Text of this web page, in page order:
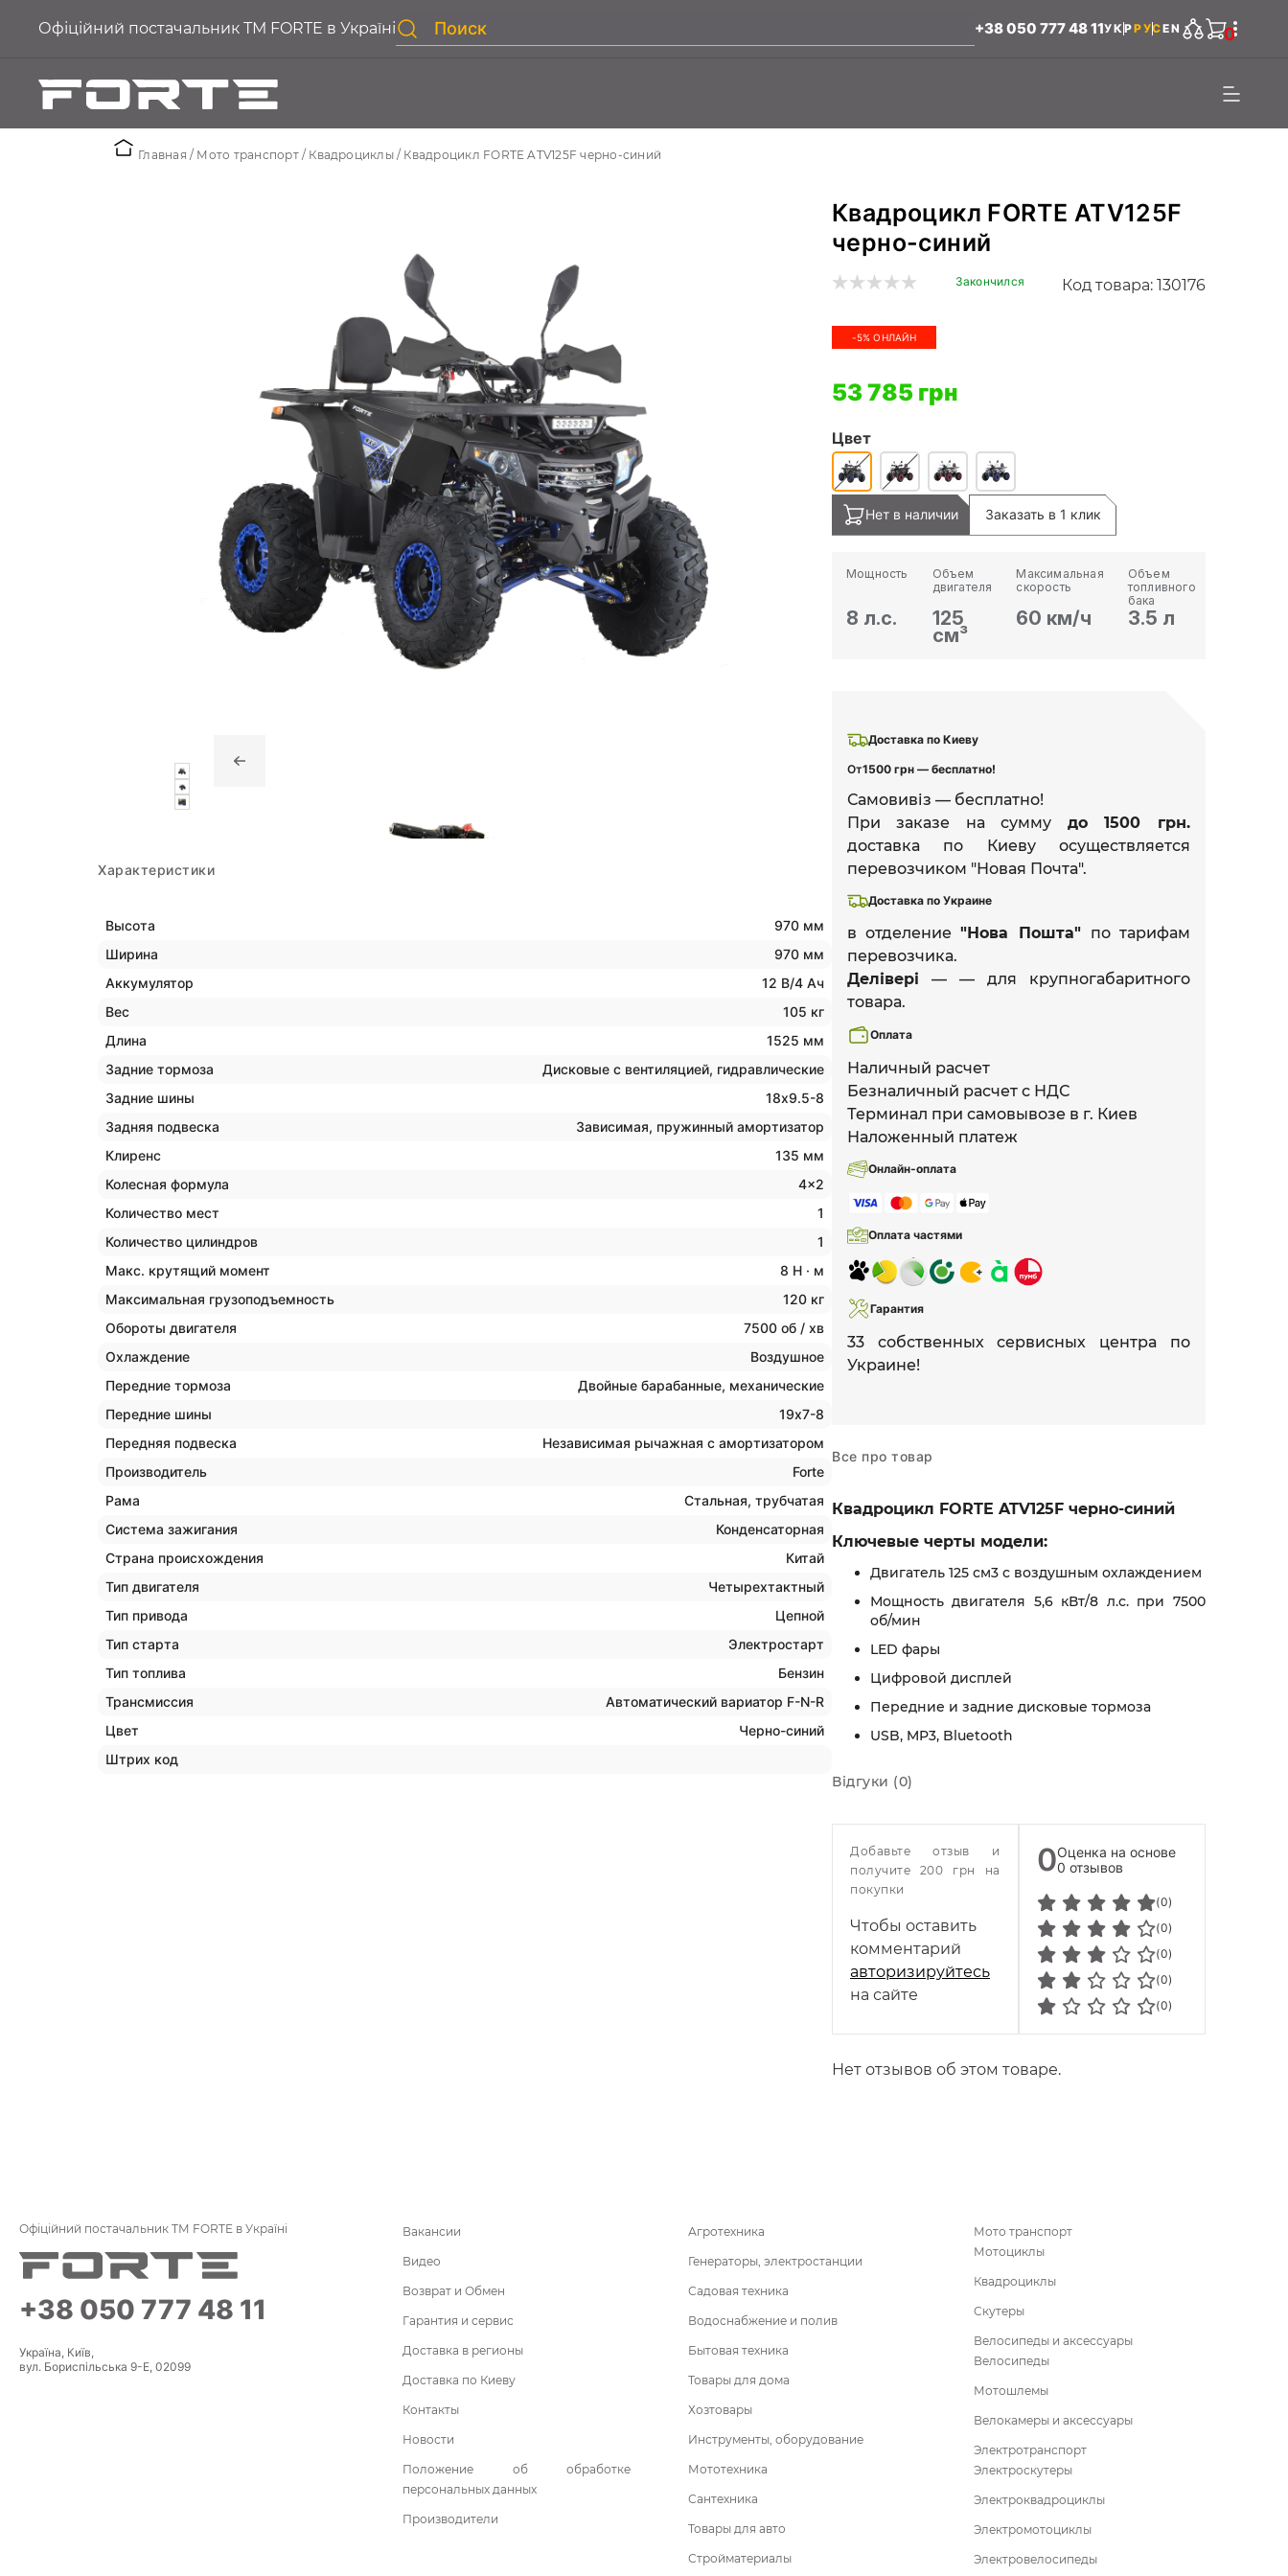
Офіційний постачальник ТМ FORTE в Україні +38 050 777 48 11УКРРУСEN 0
Главная Мото транспорт Квадроциклы Квадроцикл FORTE ATV125F черно-синий
Характеристики
Высота
970 мм
Ширина
970 мм
Аккумулятор
12 В/4 Ач
Вес
105 кг
Длина
1525 мм
Задние тормоза
Дисковые с вентиляцией, гидравлические
Задние шины
18х9.5-8
Задняя подвеска
Зависимая, пружинный амортизатор
Клиренс
135 мм
Колесная формула
4x2
Количество мест
1
Количество цилиндров
1
Макс. крутящий момент
8 Н · м
Максимальная грузоподъемность
120 кг
Обороты двигателя
7500 об / хв
Охлаждение
Воздушное
Передние тормоза
Двойные барабанные, механические
Передние шины
19х7-8
Передняя подвеска
Независимая рычажная с амортизатором
Производитель
Forte
Рама
Стальная, трубчатая
Система зажигания
Конденсаторная
Страна происхождения
Китай
Тип двигателя
Четырехтактный
Тип привода
Цепной
Тип старта
Электростарт
Тип топлива
Бензин
Трансмиссия
Автоматический вариатор F-N-R
Цвет
Черно-синий
Штрих код
Квадроцикл FORTE ATV125F
черно-синий
Закончился Код товара: 130176
-5% ОНЛАЙН
53 785 грн
Цвет
Нет в наличии Заказать в 1 клик
Мощность
8 л.с.
Объем
двигателя
125
см³
Максимальная
скорость
60 км/ч
Объем
топливного
бака
3.5 л
Доставка по Киеву
От1500 грн — бесплатно!
Самовивіз — бесплатно!
При заказе на сумму до 1500 грн.
доставка по Киеву осуществляется
перевозчиком "Новая Почта".
Доставка по Украине
в отделение"Нова Пошта" по тарифам
перевозчика.
Делівері — — для крупногабаритного
товара.
Оплата
Наличный расчет
Безналичный расчет с НДС
Терминал при самовывозе в г. Киев
Наложенный платеж
Онлайн-оплата
Оплата частями
Гарантия
33 собственных сервисных центра по
Украине!
Все про товар
Квадроцикл FORTE ATV125F черно-синий
Ключевые черты модели:
Двигатель 125 см3 с воздушным охлаждением
Мощность двигателя 5,6 кВт/8 л.с. при 7500
об/мин
LED фары
Цифровой дисплей
Передние и задние дисковые тормоза
USB, MP3, Bluetooth
Відгуки (0)
Добавьте отзыв и
получите 200 грн на
покупки
Чтобы оставить
комментарий
авторизируйтесь
на сайте
0Оценка на основе
0 отзывов
(0)
(0)
(0)
(0)
(0)
Нет отзывов об этом товаре.
Офіційний постачальник ТМ FORTE в Україні
+38 050 777 48 11
Україна, Київ,
вул. Бориспільська 9-Е, 02099
Вакансии
Видео
Возврат и Обмен
Гарантия и сервис
Доставка в регионы
Доставка по Киеву
Контакты
Новости
Положение об обработке
персональных данных
Производители
Агротехника
Генераторы, электростанции
Садовая техника
Водоснабжение и полив
Бытовая техника
Товары для дома
Хозтовары
Инструменты, оборудование
Мототехника
Сантехника
Товары для авто
Стройматериалы
Мото транспорт
Мотоциклы
Квадроциклы
Скутеры
Велосипеды и аксессуары
Велосипеды
Мотошлемы
Велокамеры и аксессуары
Электротранспорт
Электроскутеры
Электроквадроциклы
Электромотоциклы
Электровелосипеды